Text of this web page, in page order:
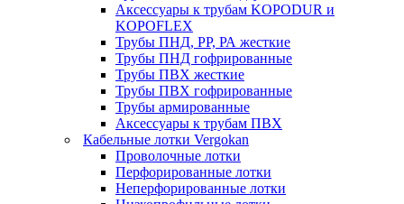
Аксессуары к трубам KOPODUR и
KOPOFLEX
Трубы ПНД, РР, РА жесткие
Трубы ПНД гофрированные
Трубы ПВХ жесткие
Трубы ПВХ гофрированные
Трубы армированные
Аксессуары к трубам ПВХ
Кабельные лотки Vergokan
Проволочные лотки
Перфорированные лотки
Неперфорированные лотки